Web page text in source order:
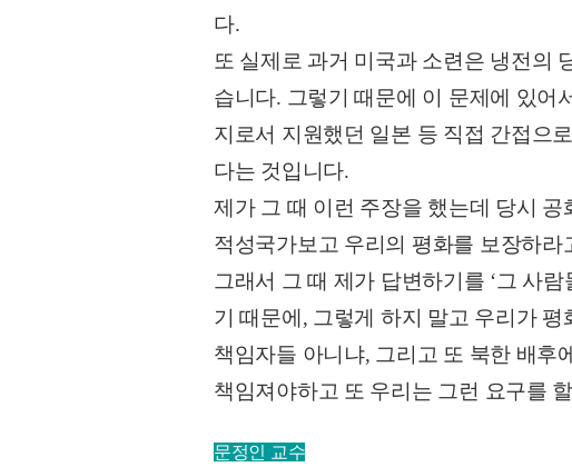
다.
또 실제로 과거 미국과 소련은 냉전의
습니다. 그렇기 때문에 이 문제에 있어
지로서 지원했던 일본 등 직접 간접으
다는 것입니다.
제가 그 때 이런 주장을 했는데 당시 공
적성국가보고 우리의 평화를 보장하
그래서 그 때 제가 답변하기를 ‘그 사
기 때문에, 그렇게 하지 말고 우리가
책임자들 아니냐, 그리고 또 북한 배후
책임져야하고 또 우리는 그런 요구를
문정인 교수